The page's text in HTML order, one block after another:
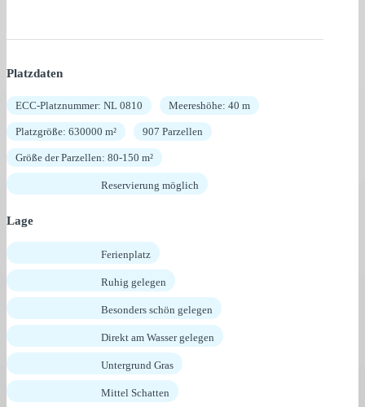
Platzdaten
ECC-Platznummer: NL 0810 Meereshöhe: 40 m
Platzgröße: 630000 m² 907 Parzellen
Größe der Parzellen: 80-150 m²
Reservierung möglich
Lage
Ferienplatz
Ruhig gelegen
Besonders schön gelegen
Direkt am Wasser gelegen
Untergrund Gras
Mittel Schatten